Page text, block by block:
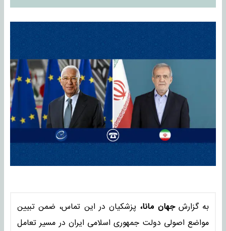
به گزارشجهان مانا، پزشکیان در این تماس، ضمن تبیین
مواضع اصولی دولت جمهوری اسلامی ایران در مسیر تعامل